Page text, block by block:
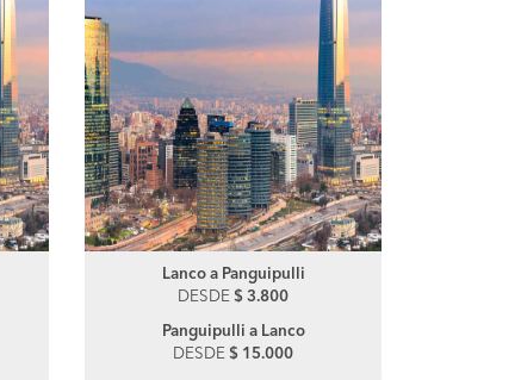
Freire a Valdivia
DESDE$ 7.000
Valdivia a Freire
DESDE $ 7.300
Lanco a Panguipulli
DESDE $ 3.800
Panguipulli a Lanco
DESDE $ 15.000